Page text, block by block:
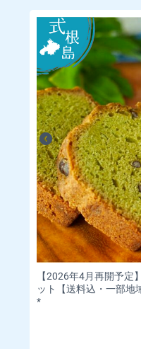
ます。
お届け日指定の場合、焼き
能です。
あらかじめご相談下さい。
但し、お届先によりまして
います。
また、交通状況・天候など
ますので、予めご了承くだ
◆海外へのお届けについて
◆返品、交換、保証につい
当店では商品
き、返品・返
ん。
｟お客様都合によるキャ
【2026年4月再開予定
ット【送料込・一部地
*